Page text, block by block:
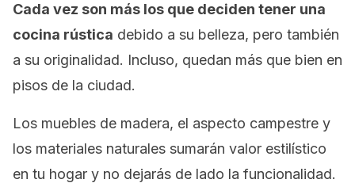
Cada vez son más los que deciden tener una
cocina rústica debido a su belleza, pero también
a su originalidad. Incluso, quedan más que bien en
pisos de la ciudad.
Los muebles de madera, el aspecto campestre y
los materiales naturales sumarán valor estilístico
en tu hogar y no dejarás de lado la funcionalidad.